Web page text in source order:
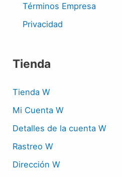
Términos Empresa
Privacidad
Tienda
Tienda W
Mi Cuenta W
Detalles de la cuenta W
Rastreo W
Dirección W